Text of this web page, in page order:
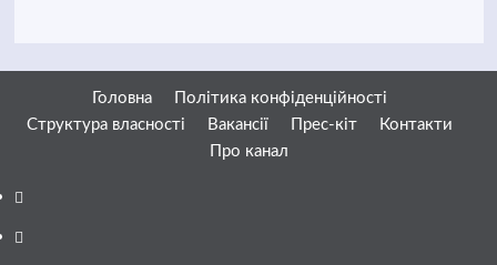
Головна
Політика конфіденційності
Структура власності
Вакансії Прес-кіт
Контакти
Про канал
Facebook
YouTube